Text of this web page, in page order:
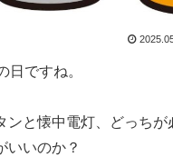
日ですね。
ンと懐中電灯、どっちが
いいのか？